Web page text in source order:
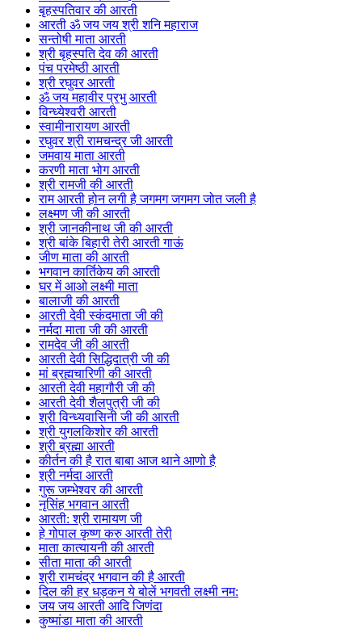
बृहस्पतिवार की आरती
आरती ॐ जय जय श्री शनि महाराज
सन्तोषी माता आरती
श्री बृहस्पति देव की आरती
पंच परमेष्ठी आरती
श्री रघुवर आरती
ॐ जय महावीर प्रभु आरती
विन्ध्येश्वरी आरती
स्वामीनारायण आरती
रघुवर श्री रामचन्द्र जी आरती
जमवाय माता आरती
करणी माता भोग आरती
श्री रामजी की आरती
राम आरती होन लगी है जगमग जगमग जोत जली है
लक्ष्मण जी की आरती
श्री जानकीनाथ जी की आरती
श्री बांके बिहारी तेरी आरती गाऊं
जीण माता की आरती
भगवान कार्तिकेय की आरती
घर में आओ लक्ष्मी माता
बालाजी की आरती
आरती देवी स्कंदमाता जी की
नर्मदा माता जी की आरती
रामदेव जी की आरती
आरती देवी सिद्धिदात्री जी की
मां ब्रह्मचारिणी की आरती
आरती देवी महागौरी जी की
आरती देवी शैलपुत्री जी की
श्री विन्ध्यवासिनी जी की आरती
श्री युगलकिशोर की आरती
श्री ब्रह्मा आरती
कीर्तन की है रात बाबा आज थाने आणो है
श्री नर्मदा आरती
गुरू जम्भेश्वर की आरती
नृसिंह भगवान आरती
आरती: श्री रामायण जी
हे गोपाल कृष्ण करु आरती तेरी
माता कात्यायनी की आरती
सीता माता की आरती
श्री रामचंद्र भगवान की है आरती
दिल की हर धड़कन ये बोलें भगवती लक्ष्मी नम:
जय जय आरती आदि जिणंदा
कुष्मांडा माता की आरती